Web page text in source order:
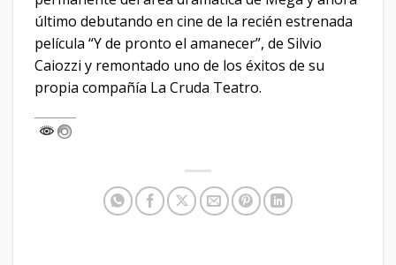
último debutando en cine de la recién estrenada
película “Y de pronto el amanecer”, de Silvio
Caiozzi y remontado uno de los éxitos de su
propia compañía La Cruda Teatro.